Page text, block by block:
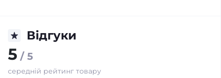
Відгуки
5 / 5
середній рейтинг товару